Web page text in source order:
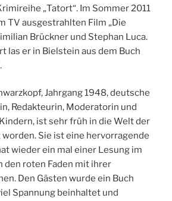
„Tatort“. Im Sommer 2011
TV ausgestrahlten Film „Die
Brückner und Stephan Luca.
las er in Bielstein aus dem Buch
Jahrgang 1948, deutsche
Redakteurin, Moderatorin und
ist sehr früh in die Welt der
Sie ist eine hervorragende
wieder ein mal einer Lesung im
den roten Faden mit ihrer
Den Gästen wurde ein Buch
Spannung beinhaltet und